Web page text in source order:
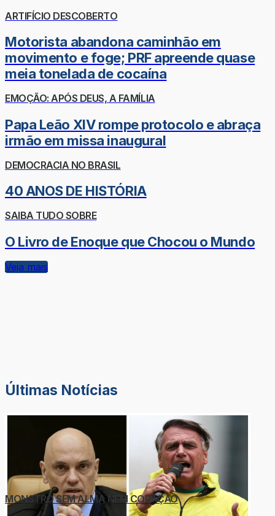
ARTIFÍCIO DESCOBERTO
Motorista abandona caminhão em
movimento e foge; PRF apreende quase
meia tonelada de cocaína
EMOÇÃO: APÓS DEUS, A FAMÍLIA
Papa Leão XIV rompe protocolo e abraça
irmão em missa inaugural
DEMOCRACIA NO BRASIL
40 ANOS DE HISTÓRIA
SAIBA TUDO SOBRE
O Livro de Enoque que Chocou o Mundo
Veja mais
Últimas Notícias
MONSTRO SEM ALMA NEM CORAÇÃO